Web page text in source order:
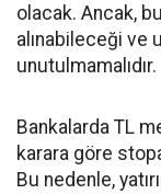
olacak. Ancak,
alınabileceği ve
unutulmamalıdır.
Bankalarda TL
karara göre
Bu nedenle,